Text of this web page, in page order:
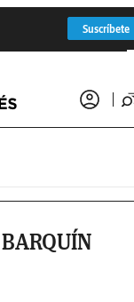
Suscríbete